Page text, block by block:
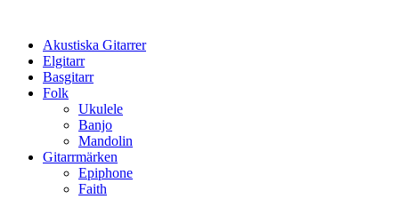
innehållAkustiska Gitarrer
Elgitarr
Basgitarr
Folk
Ukulele
Banjo
Mandolin
Gitarrmärken
Epiphone
Faith